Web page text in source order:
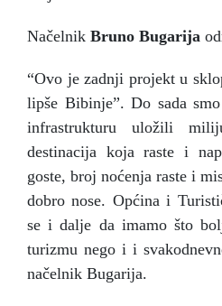
Načelnik Bruno Bugarija
“Ovo je zadnji projekt u
lipše Bibinje”. Do sada
infrastrukturu uložili
destinacija koja raste i
goste, broj noćenja raste i
dobro nose. Općina i
se i dalje da imamo što
turizmu nego i i
načelnik Bugarija.